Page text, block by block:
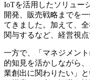
IoTを活用したソリュー
開発、販売戦略までを
てきました。加えて、
関与するなど、経営視
一方で、「マネジメン
的知見を活かしながら
業創出に関わりたい」